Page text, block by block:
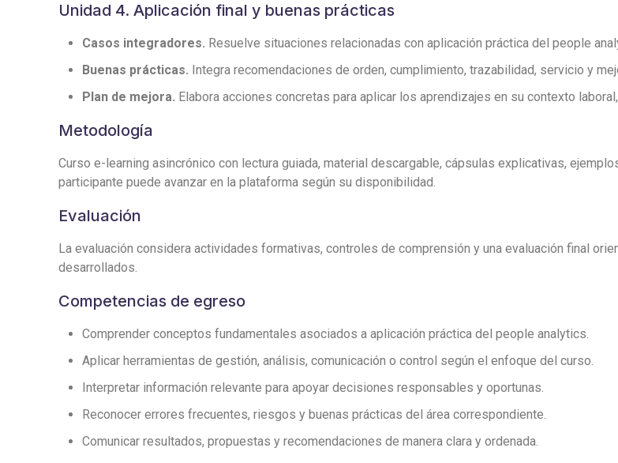
Unidad 4. Aplicación final y buenas prácticas
Casos integradores. Resuelve situaciones relacionadas con aplicación práctica del people
Buenas prácticas. Integra recomendaciones de orden, cumplimiento, trazabilidad, servicio y
Plan de mejora. Elabora acciones concretas para aplicar los aprendizajes en su contexto
Metodología
Curso e-learning asincrónico con lectura guiada, material descargable, cápsulas explicativas,
participante puede avanzar en la plataforma según su disponibilidad.
Evaluación
La evaluación considera actividades formativas, controles de comprensión y una evaluación final
desarrollados.
Competencias de egreso
Comprender conceptos fundamentales asociados a aplicación práctica del people analytics.
Aplicar herramientas de gestión, análisis, comunicación o control según el enfoque del curso.
Interpretar información relevante para apoyar decisiones responsables y oportunas.
Reconocer errores frecuentes, riesgos y buenas prácticas del área correspondiente.
Comunicar resultados, propuestas y recomendaciones de manera clara y ordenada.